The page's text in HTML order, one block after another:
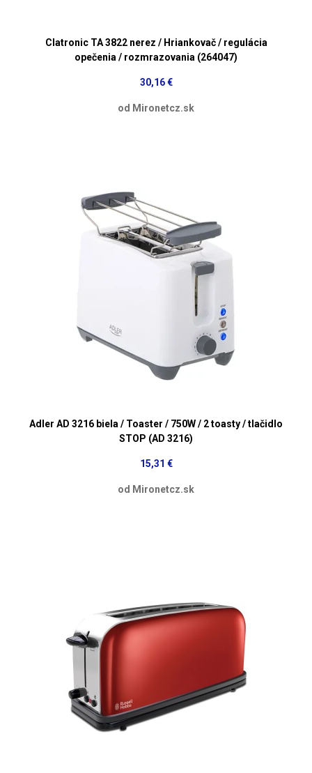
Clatronic TA 3822 nerez / Hriankovač / regulácia
opečenia / rozmrazovania (264047)
30,16 €
od Mironetcz.sk
Adler AD 3216 biela / Toaster / 750W / 2 toasty / tlačidlo
STOP (AD 3216)
15,31 €
od Mironetcz.sk